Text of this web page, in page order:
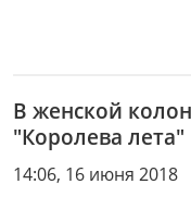
В женской
"Королева лета"
14:06, 16 июня 2018